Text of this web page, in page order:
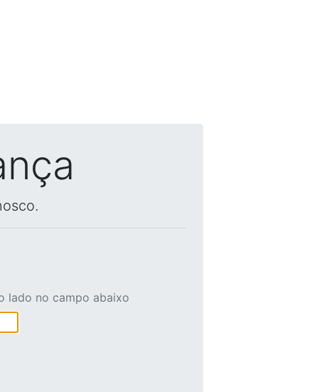
lado no campo abaixo